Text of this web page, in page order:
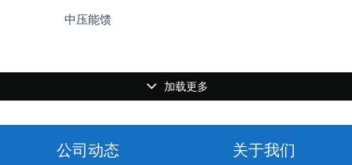
中压能馈
加载更多
公司动态 关于我们